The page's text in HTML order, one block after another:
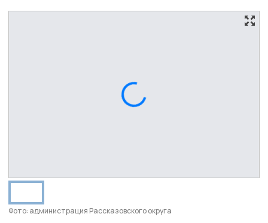
Фото: администрация Рассказовского округа